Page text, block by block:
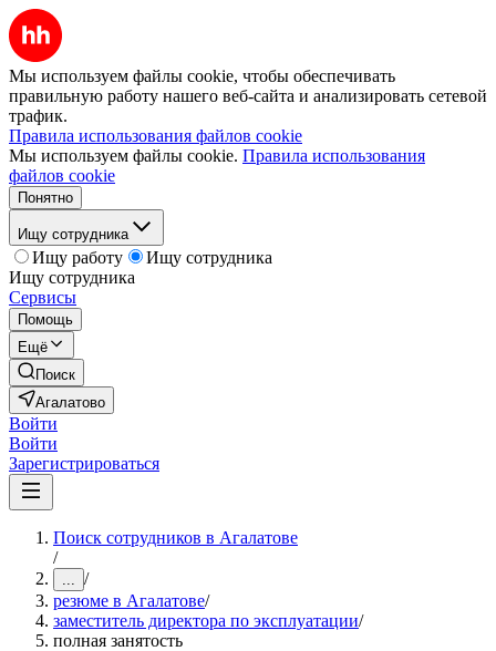
Мы используем файлы cookie, чтобы обеспечивать
правильную работу нашего веб-сайта и анализировать сетевой
трафик.
Правила использования файлов cookie
Мы используем файлы cookie. Правила использования
файлов cookie
Понятно
Ищу сотрудника
Ищу работу
Ищу сотрудника
Ищу сотрудника
Сервисы
Помощь
Ещё
Поиск
Агалатово
Войти
Войти
Зарегистрироваться
Поиск сотрудников в Агалатове
/
... /
резюме в Агалатове/
заместитель директора по эксплуатации/
полная занятость